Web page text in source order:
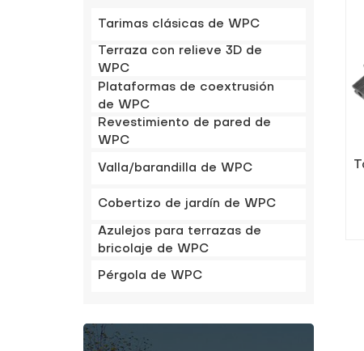
Tarimas clásicas de WPC
Terraza con relieve 3D de
WPC
Plataformas de coextrusión
de WPC
Revestimiento de pared de
WPC
Valla/barandilla de WPC
Cobertizo de jardín de WPC
Azulejos para terrazas de
bricolaje de WPC
Pérgola de WPC